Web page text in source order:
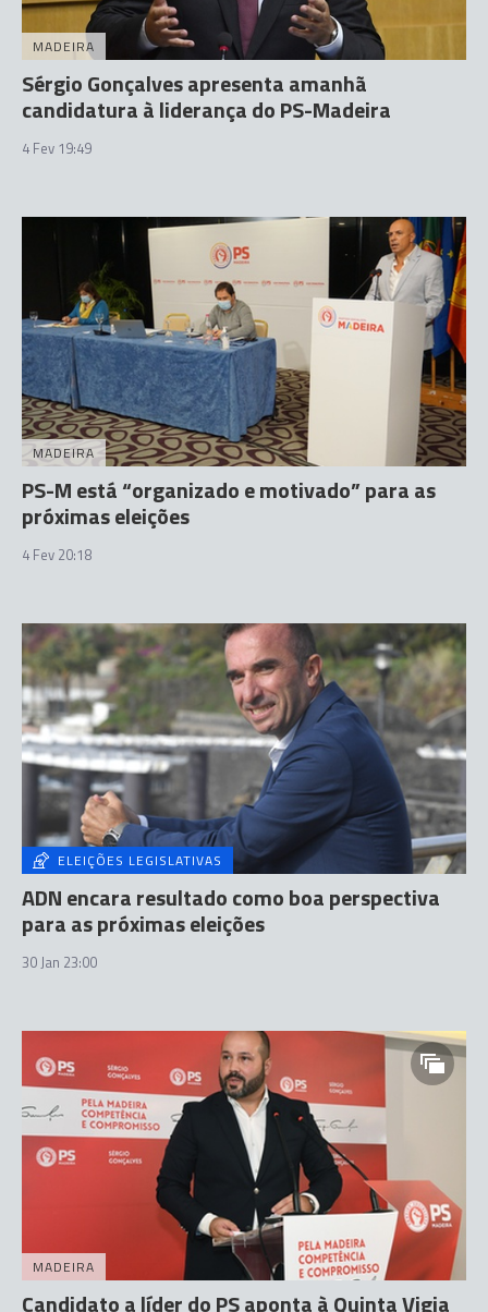
MADEIRA
Sérgio Gonçalves apresenta amanhã
candidatura à liderança do PS-Madeira
4 Fev 19:49
MADEIRA
PS-M está “organizado e motivado” para as
próximas eleições
4 Fev 20:18
ELEIÇÕES LEGISLATIVAS
ADN encara resultado como boa perspectiva
para as próximas eleições
30 Jan 23:00
MADEIRA
Candidato a líder do PS aponta à Quinta Vigia